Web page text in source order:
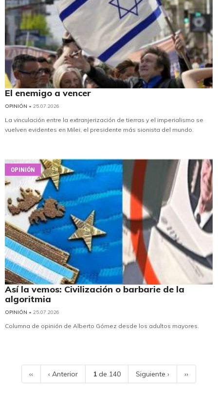
El enemigo a vencer
OPINIÓN • 25.07.2026
La vinculación entre la extranjerización de tierras y el imperialismo se
vuelven evidentes en Milei, el presidente más sionista del mundo.
OPINIÓN
Así la vemos: Civilización o barbarie de la
algoritmia
OPINIÓN • 25.07.2026
Columna de opinión de Alberto Gómez desde los adultos mayores.
‹‹ ‹ Anterior 1 de 140 Siguiente › ››